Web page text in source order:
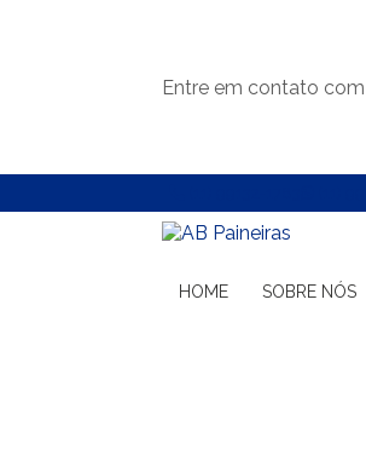
Entre em contato
HOME SOBRE NÓS